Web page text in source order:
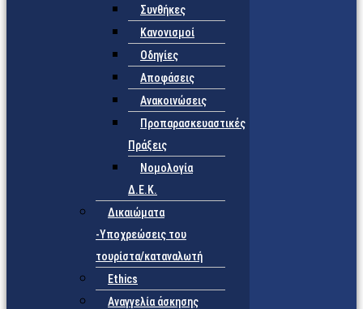
Συνθήκες
Κανονισμοί
Οδηγίες
Αποφάσεις
Ανακοινώσεις
Προπαρασκευαστικές
Πράξεις
Νομολογία
Δ.Ε.Κ.
Δικαιώματα
-Υποχρεώσεις του
τουρίστα/καταναλωτή
Ethics
Αναγγελία άσκησης